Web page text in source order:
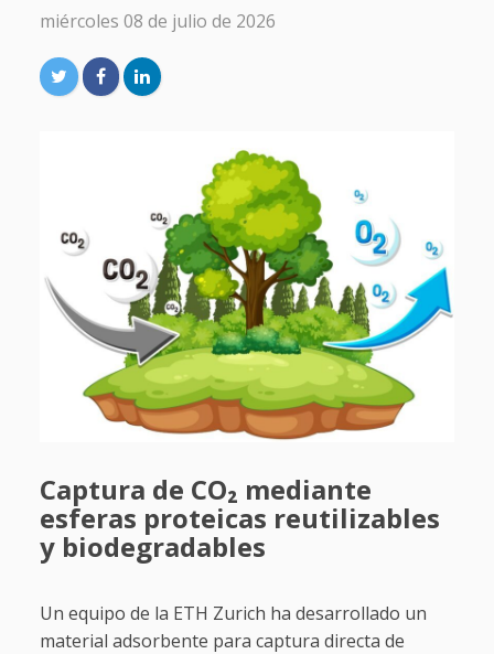
miércoles 08 de julio de 2026
Captura de CO₂ mediante
esferas proteicas reutilizables
y biodegradables
Un equipo de la ETH Zurich ha desarrollado un
material adsorbente para captura directa de